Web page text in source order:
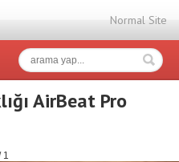
Normal Site
AirBeat Pro
1